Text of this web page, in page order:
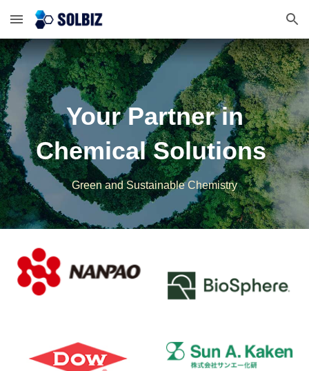
Skip to main content Skip to navigation
Your Partner in
Chemical Solutions
Green and Sustainable Chemistry